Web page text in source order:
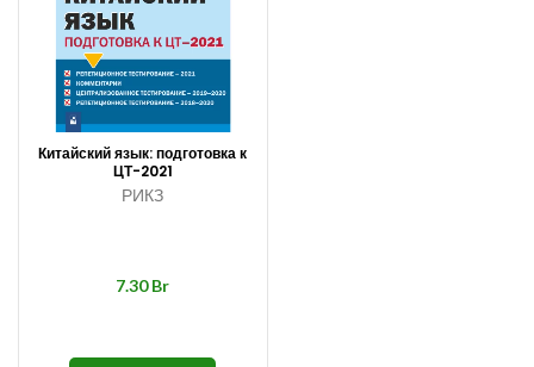
Китайский язык: подготовка к
ЦТ-2021
РИКЗ
Br